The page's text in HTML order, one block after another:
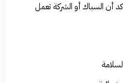
أن السباك أو الشركة تعمل